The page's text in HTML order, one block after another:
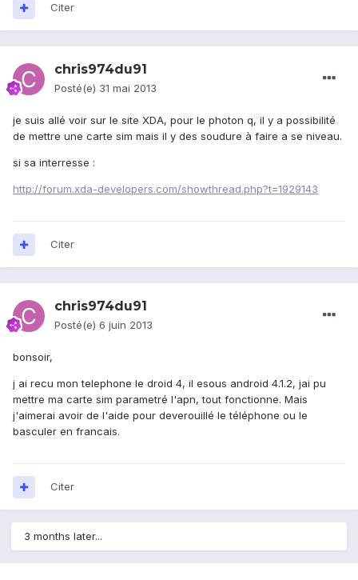
Citer
chris974du91
Posté(e) 31 mai 2013
je suis allé voir sur le site XDA, pour le photon q, il y a possibilité
de mettre une carte sim mais il y des soudure à faire a se niveau.
si sa interresse :
http://forum.xda-developers.com/showthread.php?t=1929143
Citer
chris974du91
Posté(e) 6 juin 2013
bonsoir,
j ai recu mon telephone le droid 4, il esous android 4.1.2, jai pu
mettre ma carte sim parametré l'apn, tout fonctionne. Mais
j'aimerai avoir de l'aide pour deverouillé le téléphone ou le
basculer en francais.
Citer
3 months later...